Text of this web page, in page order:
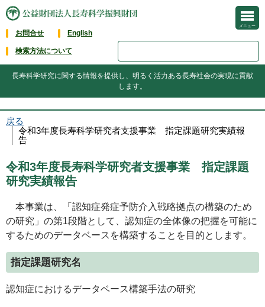
お問合せ English
検索方法について
メニュー
長寿科学研究に関する情報を提供し、明るく活力ある長寿社会の実現に貢献
します。
戻る
令和3年度長寿科学研究者支援事業 指定課題研究実績報
告
令和3年度長寿科学研究者支援事業 指定課題
研究実績報告
本事業は、「認知症発症予防介入戦略拠点の構築のため
の研究」の第1段階として、認知症の全体像の把握を可能に
するためのデータベースを構築することを目的とします。
指定課題研究名
認知症におけるデータベース構築手法の研究